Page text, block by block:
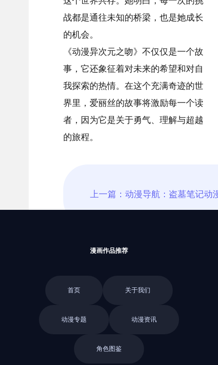
战都是通往未知的桥梁，也是她成长
的机会。
《动漫异次元之吻》不仅仅是一个故
事，它还象征着对未来的希望和对自
我探索的热情。在这个充满奇迹的世
界里，爱丽丝的故事将激励每一个读
者，因为它是关于勇气、理解与超越
的旅程。
返回栏目
漫画作品推荐
首页 关于我们
动漫专题 动漫资讯
角色图鉴